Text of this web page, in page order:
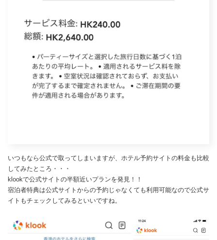
いつもなら公式で取ってしまいますが、ホテル予約サイトの料金も比較
してみたところ・・・
klookで公式サイトの半額近いプランを発見！！
宿泊者特典は公式サイトからの予約じゃなくても利用可能なので公式サ
イトもチェックしてみるといいですね。